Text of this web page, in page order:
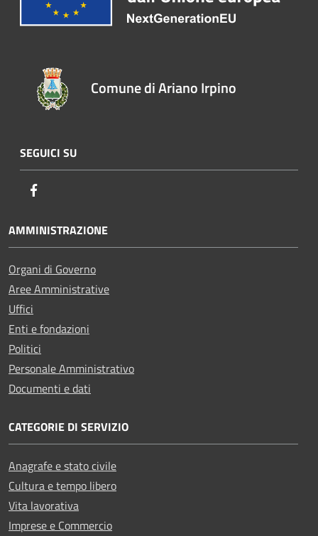
Comune di Ariano Irpino
SEGUICI SU
AMMINISTRAZIONE
Organi di Governo
Aree Amministrative
Uffici
Enti e fondazioni
Politici
Personale Amministrativo
Documenti e dati
CATEGORIE DI SERVIZIO
Anagrafe e stato civile
Cultura e tempo libero
Vita lavorativa
Imprese e Commercio